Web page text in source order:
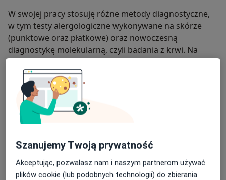
W swojej pracy stosuję różne metody diagnostyczne,
w tym testy alergologiczne wykonywane na skórze
(punktowe oraz płatkowe) oraz nowoczesną
diagnostykę molekularną, czyli badania z krwi. Na
podstawie wyników kwalifikuję pacjentów do
immunoterapii, zwanej potocznie odczulaniem, i
prowadzę ich przez cały cykl leczenia.
Do każdego pacjenta podchodzę indywidualnie,
starając się wspólnie ustalić dalsze postępowanie i
pacjenta, jak i aktualne wytyczne medyczne. Moim
która poprawi komfort życia moich pacjentów.
Szanujemy Twoją prywatność
Akceptując, pozwalasz nam i naszym partnerom używać
plików cookie (lub podobnych technologii) do zbierania